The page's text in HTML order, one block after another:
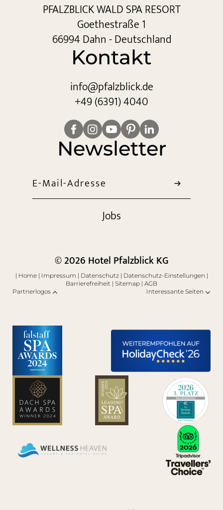
PFALZBLICK WALD SPA RESORT
Goethestraße 1
66994 Dahn - Deutschland
Kontakt
info@pfalzblick.de
+49 (6391) 4040
Newsletter
E-Mail-Adresse
Jobs
© 2026 Hotel Pfalzblick KG
| Home | Impressum | Datenschutz | Datenschutz-Einstellungen |
Barrierefreiheit | Sitemap | AGB
Partnerlogos
Interessante Seiten